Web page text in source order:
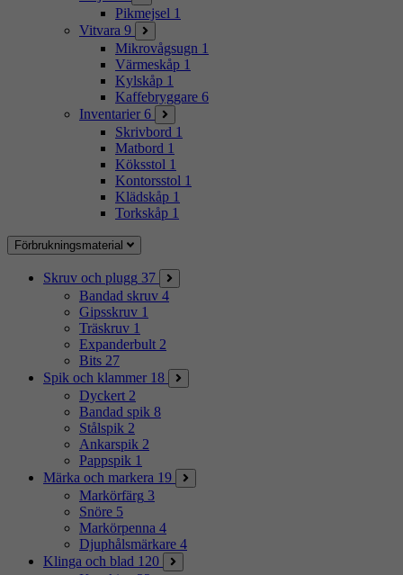
Pikmejsel 1
Vitvara 9
Mikrovågsugn 1
Värmeskåp 1
Kylskåp 1
Kaffebryggare 6
Inventarier 6
Skrivbord 1
Matbord 1
Köksstol 1
Kontorsstol 1
Klädskåp 1
Torkskåp 1
Förbrukningsmaterial
Skruv och plugg 37
Bandad skruv 4
Gipsskruv 1
Träskruv 1
Expanderbult 2
Bits 27
Spik och klammer 18
Dyckert 2
Bandad spik 8
Stålspik 2
Ankarspik 2
Pappspik 1
Märka och markera 19
Markörfärg 3
Snöre 5
Markörpenna 4
Djuphålsmärkare 4
Klinga och blad 120